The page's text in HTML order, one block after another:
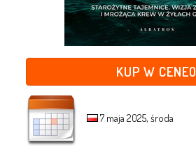
KUP W CENEO
7 maja 2025, środa